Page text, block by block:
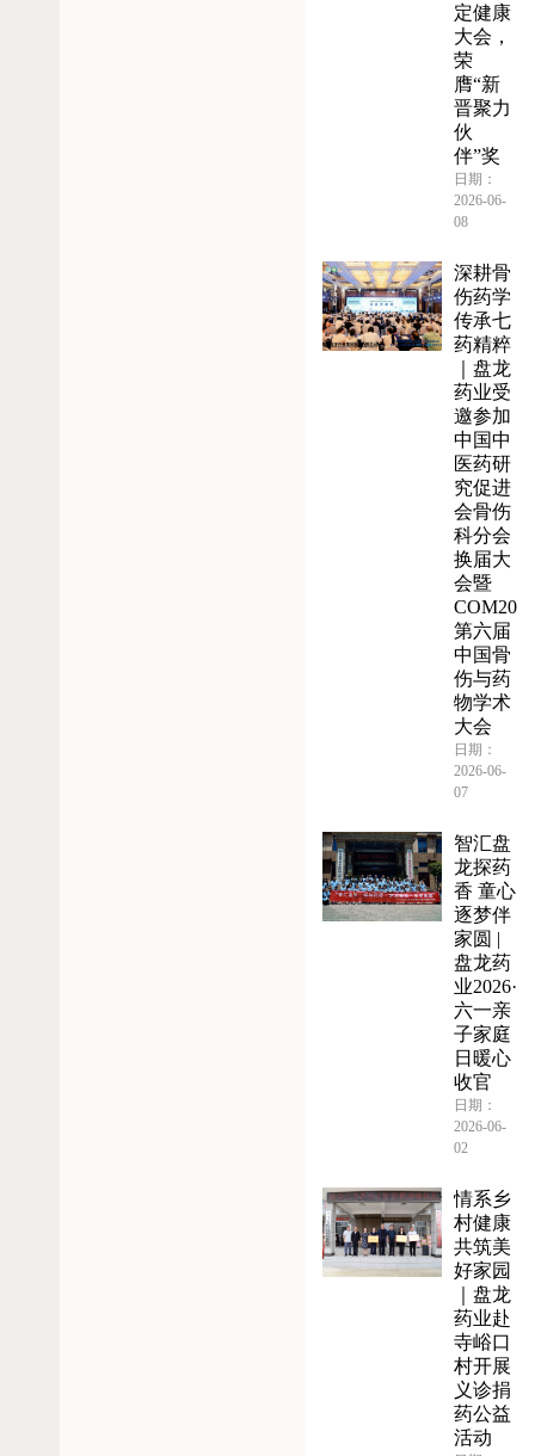
定健康
大会，
荣
膺“新
晋聚力
伙
伴”奖
日期：
2026-06-
08
深耕骨
伤药学
传承七
药精粹
｜盘龙
药业受
邀参加
中国中
医药研
究促进
会骨伤
科分会
换届大
会暨
COM2026
第六届
中国骨
伤与药
物学术
大会
日期：
2026-06-
07
智汇盘
龙探药
香 童心
逐梦伴
家圆 |
盘龙药
业2026·
六一亲
子家庭
日暖心
收官
日期：
2026-06-
02
情系乡
村健康
共筑美
好家园
｜盘龙
药业赴
寺峪口
村开展
义诊捐
药公益
活动